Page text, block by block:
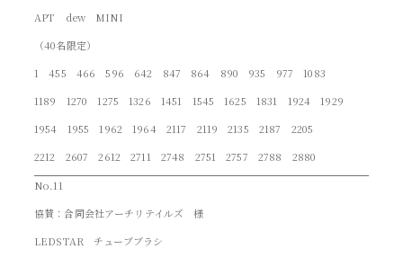
APT dew MINI
（40名限定）
1 455 466 596 642 847 864 890 935 977 1083
1189 1270 1275 1326 1451 1545 1625 1831 1924 1929
1954 1955 1962 1964 2117 2119 2135 2187 2205
2212 2607 2612 2711 2748 2751 2757 2788 2880
No.11
協賛：合同会社アーチリテイルズ 様
LEDSTAR チューブブラシ